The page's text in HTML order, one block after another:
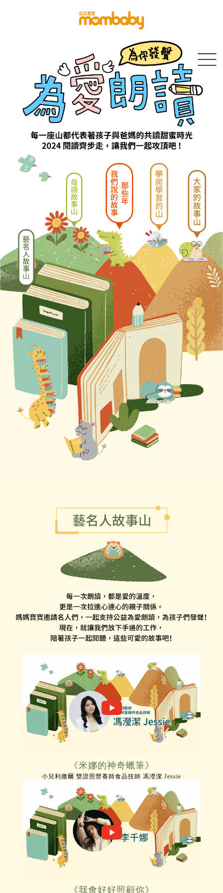
《米娜的神奇蠟筆》
小兒利撒爾 雙證照營養師食品技師 馮瀅潔 Jessie
《我會好好照顧你》